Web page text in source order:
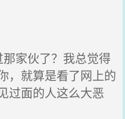
家伙了？我总觉得
，就算是看了网上的
过面的人这么大恶